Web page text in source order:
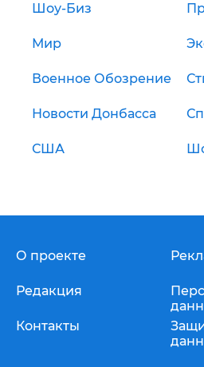
Шоу-Биз
Мир
Военное Обозрение
Новости Донбасса
США
О проекте
Редакция
Контакты